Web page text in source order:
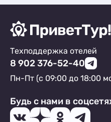
Техподдержка отелей
8 902 376-52-40
Пн-Пт (с 09:00 до 18:00
Будь с нами в